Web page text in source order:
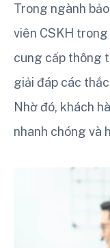
Trong ngành
viên CSKH
cung cấp thông
giải đáp các
Nhờ đó, khách
nhanh chóng và